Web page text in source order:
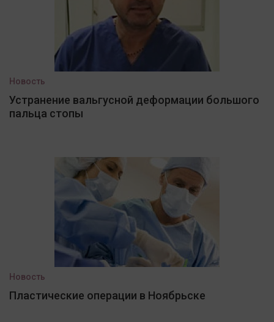
Новость
Устранение вальгусной деформации большого
пальца стопы
Новость
Пластические операции в Ноябрьске